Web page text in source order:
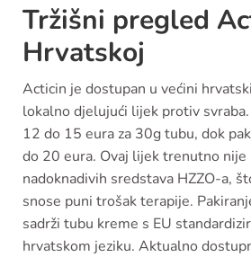
Tržišni pregled
Hrvatskoj
Acticin je dostupan u većini
lokalno djelujući lijek protiv
12 do 15 eura za 30g tubu, dok
do 20 eura. Ovaj lijek trenutno nije
nadoknadivih sredstava HZZO-a,
snose puni trošak terapije.
sadrži tubu kreme s EU
hrvatskom jeziku. Aktualno